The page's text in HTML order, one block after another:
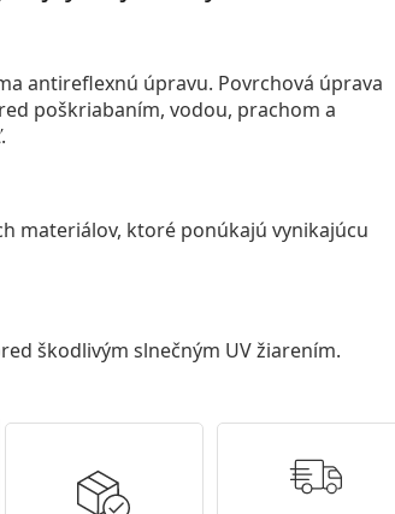
antireflexnú úpravu. Povrchová úprava
poškriabaním, vodou, prachom a
materiálov, ktoré ponúkajú vynikajúcu
škodlivým slnečným UV žiarením.